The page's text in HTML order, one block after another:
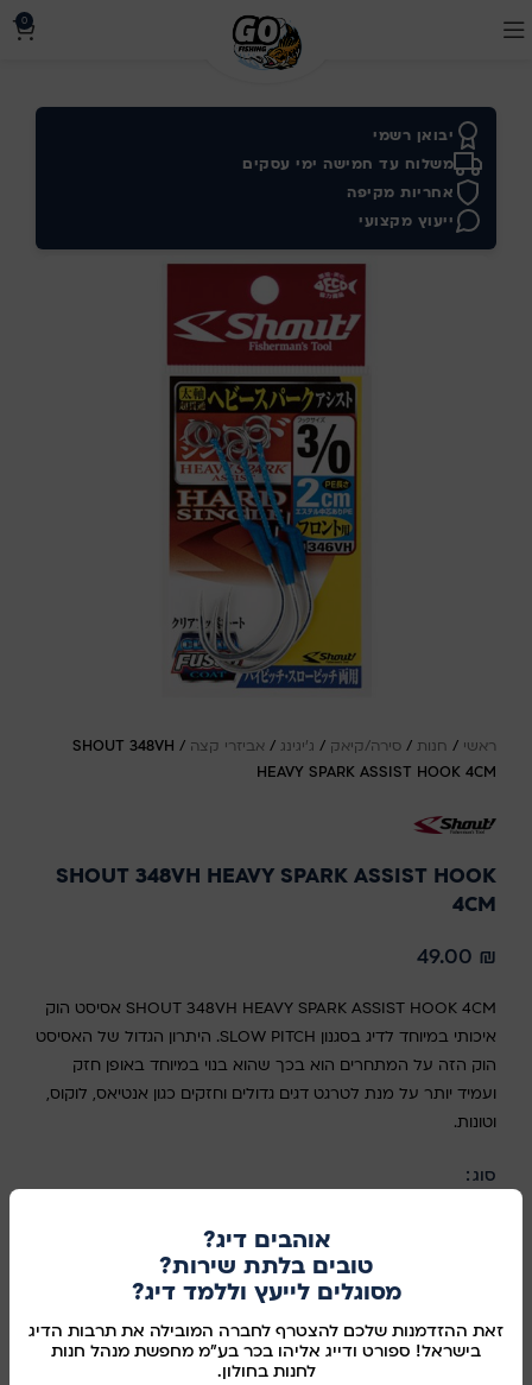
אוהבים דיג?
טובים בלתת שירות?
מסוגלים לייעץ וללמד דיג?
זאת ההזדמנות שלכם להצטרף לחברה המובילה את תרבות הדיג
בישראל! ספורט ודייג אליהו בכר בע"מ מחפשת מנהל חנות
לחנות בחולון.
0
יבואן רשמי
משלוח עד חמישה ימי עסקים
אחריות מקיפה
ייעוץ מקצועי
ראשי / חנות / סירה/קיאק / ג'יגינג / אביזרי קצה /
SHOUT 348VH
HEAVY SPARK ASSIST HOOK 4CM
SHOUT 348VH HEAVY SPARK ASSIST HOOK
4CM
49.00 ₪
SHOUT 348VH HEAVY SPARK ASSIST HOOK 4CM אסיסט הוק
איכותי במיוחד לדיג בסגנון SLOW PITCH. היתרון הגדול של האסיסט
הוק הזה על המתחרים הוא בכך שהוא בנוי במיוחד באופן חזק
ועמיד יותר על מנת לטרגט דגים גדולים וחזקים כגון אנטיאס, לוקוס,
וטונות.
סוג
הוספה לסל
קנו עכשיו